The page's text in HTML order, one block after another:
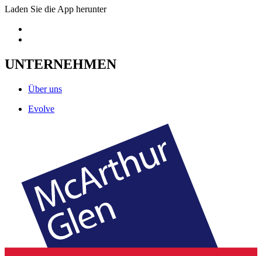
Laden Sie die App herunter
UNTERNEHMEN
Über uns
Evolve